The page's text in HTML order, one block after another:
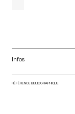
Infos
RÉFÉRENCE BIBLIOGRAPHIQUE